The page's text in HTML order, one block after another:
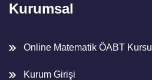
Kurumsal
Online Matematik ÖABT Kursu
Kurum Girişi